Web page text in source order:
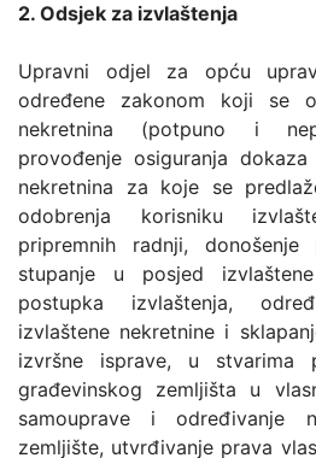
2. Odsjek za izvlaštenja
Upravni odjel za opću
određene zakonom koji se
nekretnina (potpuno i
provođenje osiguranja
nekretnina za koje se
odobrenja korisniku
pripremnih radnji, donošenje
stupanje u posjed
postupka izvlaštenja,
izvlaštene nekretnine i
izvršne isprave, u stvarima
građevinskog zemljišta u
samouprave i određivanje
zemljište, utvrđivanje prava